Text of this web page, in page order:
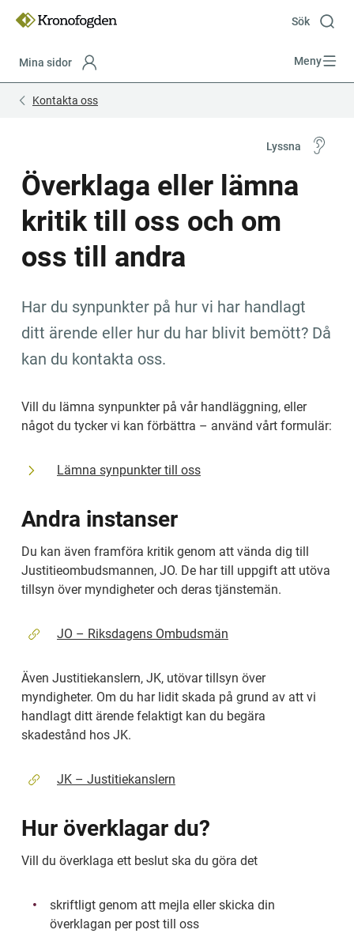
innehåll
Sök
Mina sidor Meny
Kontakta oss
Lyssna
Överklaga eller lämna
kritik till oss och om
oss till andra
Har du synpunkter på hur vi har handlagt
ditt ärende eller hur du har blivit bemött? Då
kan du kontakta oss.
Vill du lämna synpunkter på vår handläggning, eller
något du tycker vi kan förbättra – använd vårt formulär:
Lämna synpunkter till oss
Andra instanser
Du kan även framföra kritik genom att vända dig till
Justitieombudsmannen, JO. De har till uppgift att utöva
tillsyn över myndigheter och deras tjänstemän.
JO – Riksdagens Ombudsmän
Även Justitiekanslern, JK, utövar tillsyn över
myndigheter. Om du har lidit skada på grund av att vi
handlagt ditt ärende felaktigt kan du begära
skadestånd hos JK.
JK – Justitiekanslern
Hur överklagar du?
Vill du överklaga ett beslut ska du göra det
skriftligt genom att mejla eller skicka din
överklagan per post till oss
start
end